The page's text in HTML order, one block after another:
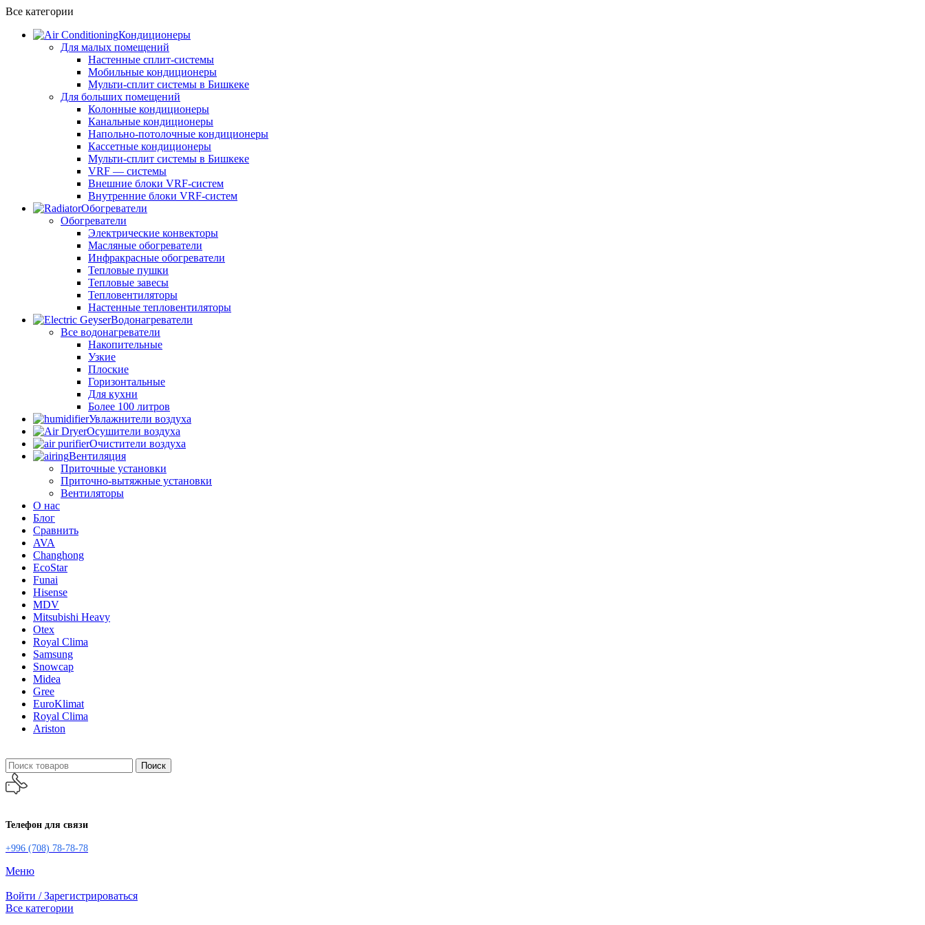
Все категории
Кондиционеры
Для малых помещений
Настенные сплит-системы
Мобильные кондиционеры
Мульти-сплит системы в Бишкеке
Для больших помещений
Колонные кондиционеры
Канальные кондиционеры
Напольно-потолочные кондиционеры
Кассетные кондиционеры
Мульти-сплит системы в Бишкеке
VRF — системы
Внешние блоки VRF-систем
Внутренние блоки VRF-систем
Обогреватели
Обогреватели
Электрические конвекторы
Масляные обогреватели
Инфракрасные обогреватели
Тепловые пушки
Тепловые завесы
Тепловентиляторы
Настенные тепловентиляторы
Водонагреватели
Все водонагреватели
Накопительные
Узкие
Плоские
Горизонтальные
Для кухни
Более 100 литров
Увлажнители воздуха
Осушители воздуха
Очистители воздуха
Вентиляция
Приточные установки
Приточно-вытяжные установки
Вентиляторы
О нас
Блог
Сравнить
AVA
Changhong
EcoStar
Funai
Hisense
MDV
Mitsubishi Heavy
Otex
Royal Clima
Samsung
Snowcap
Midea
Gree
EuroKlimat
Royal Clima
Ariston
Поиск
Телефон для связи
+996 (708) 78-78-78
Меню
Войти / Зарегистрироваться
Все категории